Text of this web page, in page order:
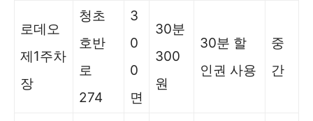
로데오
제1주차
장
청초
호반
로
274
3
0
0
면
30분
300
원
30분 할
인권 사용
중
간